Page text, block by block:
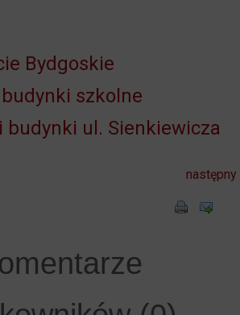
Bydgoskie
szkolne
budynki ul. Sienkiewicza
następny